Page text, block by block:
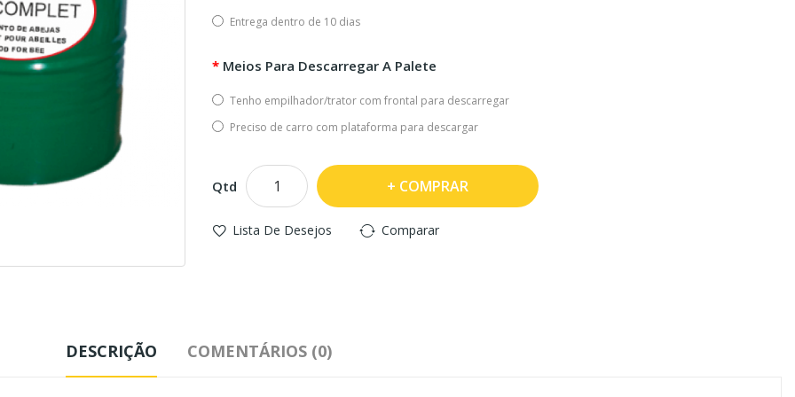
Entrega dentro de 10 dias
Meios Para Descarregar A Palete
Tenho empilhador/trator com frontal para descarregar
Preciso de carro com plataforma para descargar
Qtd COMPRAR
Lista De Desejos Comparar
DESCRIÇÃO COMENTÁRIOS (0)